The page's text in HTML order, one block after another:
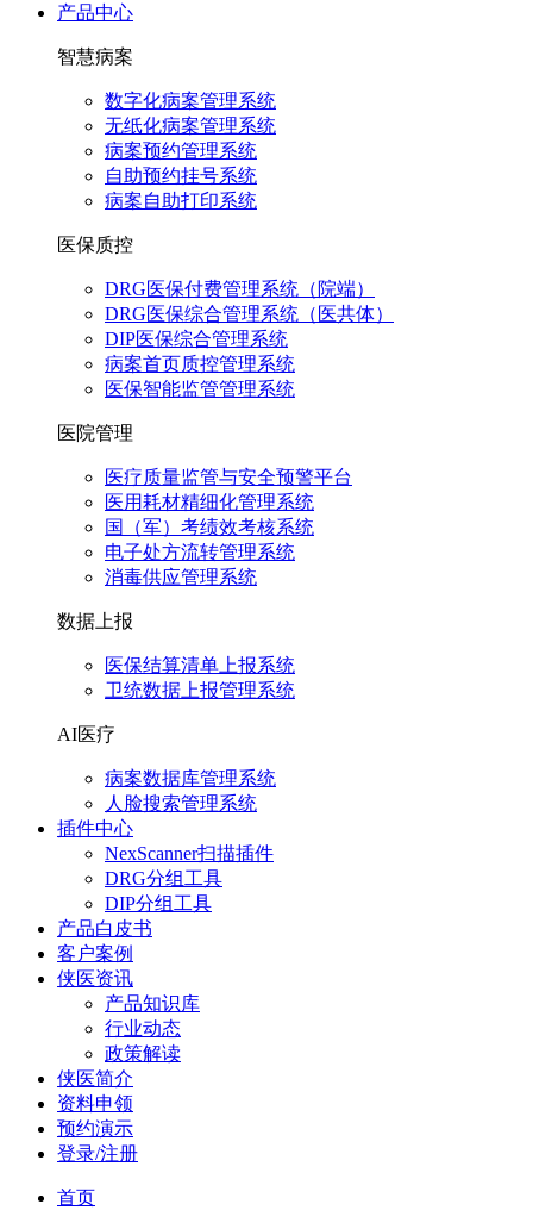
产品中心
智慧病案
数字化病案管理系统
无纸化病案管理系统
病案预约管理系统
自助预约挂号系统
病案自助打印系统
医保质控
DRG医保付费管理系统（院端）
DRG医保综合管理系统（医共体）
DIP医保综合管理系统
病案首页质控管理系统
医保智能监管管理系统
医院管理
医疗质量监管与安全预警平台
医用耗材精细化管理系统
国（军）考绩效考核系统
电子处方流转管理系统
消毒供应管理系统
数据上报
医保结算清单上报系统
卫统数据上报管理系统
AI医疗
病案数据库管理系统
人脸搜索管理系统
插件中心
NexScanner扫描插件
DRG分组工具
DIP分组工具
产品白皮书
客户案例
侠医资讯
产品知识库
行业动态
政策解读
侠医简介
资料申领
预约演示
登录/注册
首页